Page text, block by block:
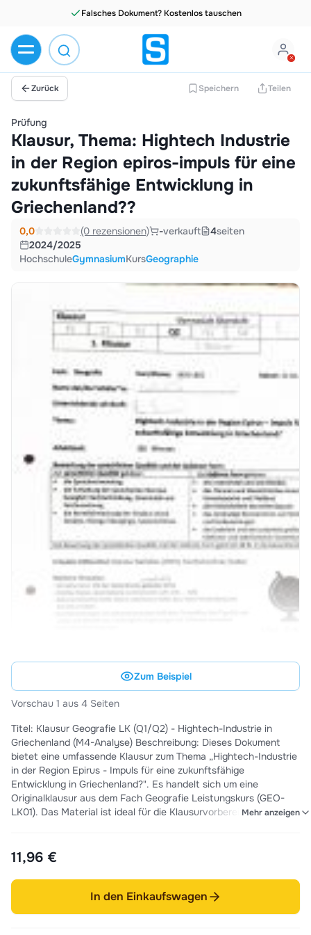
Falsches Dokument? Kostenlos tauschen
Zurück Speichern Teilen
Prüfung
Klausur, Thema: Hightech Industrie
in der Region epiros-impuls für eine
zukunftsfähige Entwicklung in
Griechenland??
0,0 (0 rezensionen) -verkauft 4seiten
2024/2025
HochschuleGymnasiumKursGeographie
Zum Beispiel
Vorschau 1 aus 4 Seiten
Titel: Klausur Geografie LK (Q1/Q2) - Hightech-Industrie in
Griechenland (M4-Analyse) Beschreibung: Dieses Dokument
bietet eine umfassende Klausur zum Thema „Hightech-Industrie
in der Region Epirus - Impuls für eine zukunftsfähige
Entwicklung in Griechenland?". Es handelt sich um eine
Originalklausur aus dem Fach Geografie Leistungskurs (GEO-
LK01). Das Material ist ideal für die Klausurvorbereitung, da es
umfasst, die direkt in der Klausur bearbeitet werden können.
Inhalte: * Fach: Geografie * Kurs/Klasse: GEO-LK01 (Gymnasiale
Oberstufe) * Datum: 21.03.2025 * Arbeitszeit: 180 Minuten *
Erlaubte Hilfsmittel: Diercke Weltatlas (2015), Taschenrechner,
Duden * Bewertung: Die sprachliche Qualität und die äußere
Mehr anzeigen
11,96 €
In den Einkaufswagen